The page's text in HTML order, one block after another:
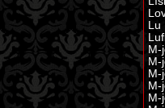
Lu
M-
M-
M-
M-
M-